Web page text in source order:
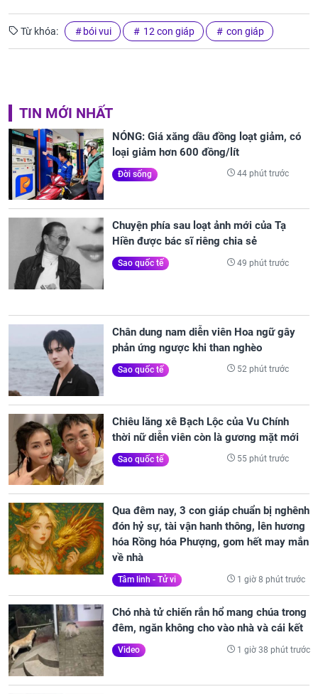
Từ khóa: bói vui 12 con giáp con giáp
TIN MỚI NHẤT
NÓNG: Giá xăng dầu đồng loạt giảm, có
loại giảm hơn 600 đồng/lít
Đời sống 44 phút trước
Chuyện phía sau loạt ảnh mới của Tạ
Hiền được bác sĩ riêng chia sẻ
Sao quốc tế 49 phút trước
Chân dung nam diễn viên Hoa ngữ gây
phản ứng ngược khi than nghèo
Sao quốc tế 52 phút trước
Chiêu lăng xê Bạch Lộc của Vu Chính
thời nữ diễn viên còn là gương mặt mới
Sao quốc tế 55 phút trước
Qua đêm nay, 3 con giáp chuẩn bị nghênh
đón hỷ sự, tài vận hanh thông, lên hương
hóa Rồng hóa Phượng, gom hết may mắn
về nhà
Tâm linh - Tử vi 1 giờ 8 phút trước
Chó nhà tử chiến rắn hổ mang chúa trong
đêm, ngăn không cho vào nhà và cái kết
Video 1 giờ 38 phút trước